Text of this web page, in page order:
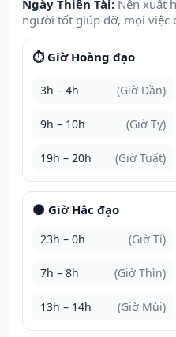
Ngày Thiên Tài: Nên xuất
người tốt giúp đỡ, mọi việc
⏱️ Giờ Hoàng đạo
3h – 4h (Giờ Dần)
9h – 10h (Giờ Tỵ)
19h – 20h (Giờ Tuất)
🌑 Giờ Hắc đạo
23h – 0h (Giờ Tí)
7h – 8h (Giờ Thìn)
13h – 14h (Giờ Mùi)